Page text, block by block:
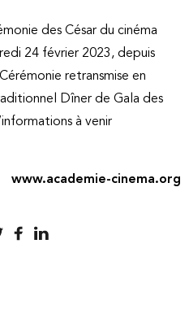
des César du cinéma
24 février 2023, depuis
retransmise en
Dîner de Gala des
à venir
www.academie-cinema.org